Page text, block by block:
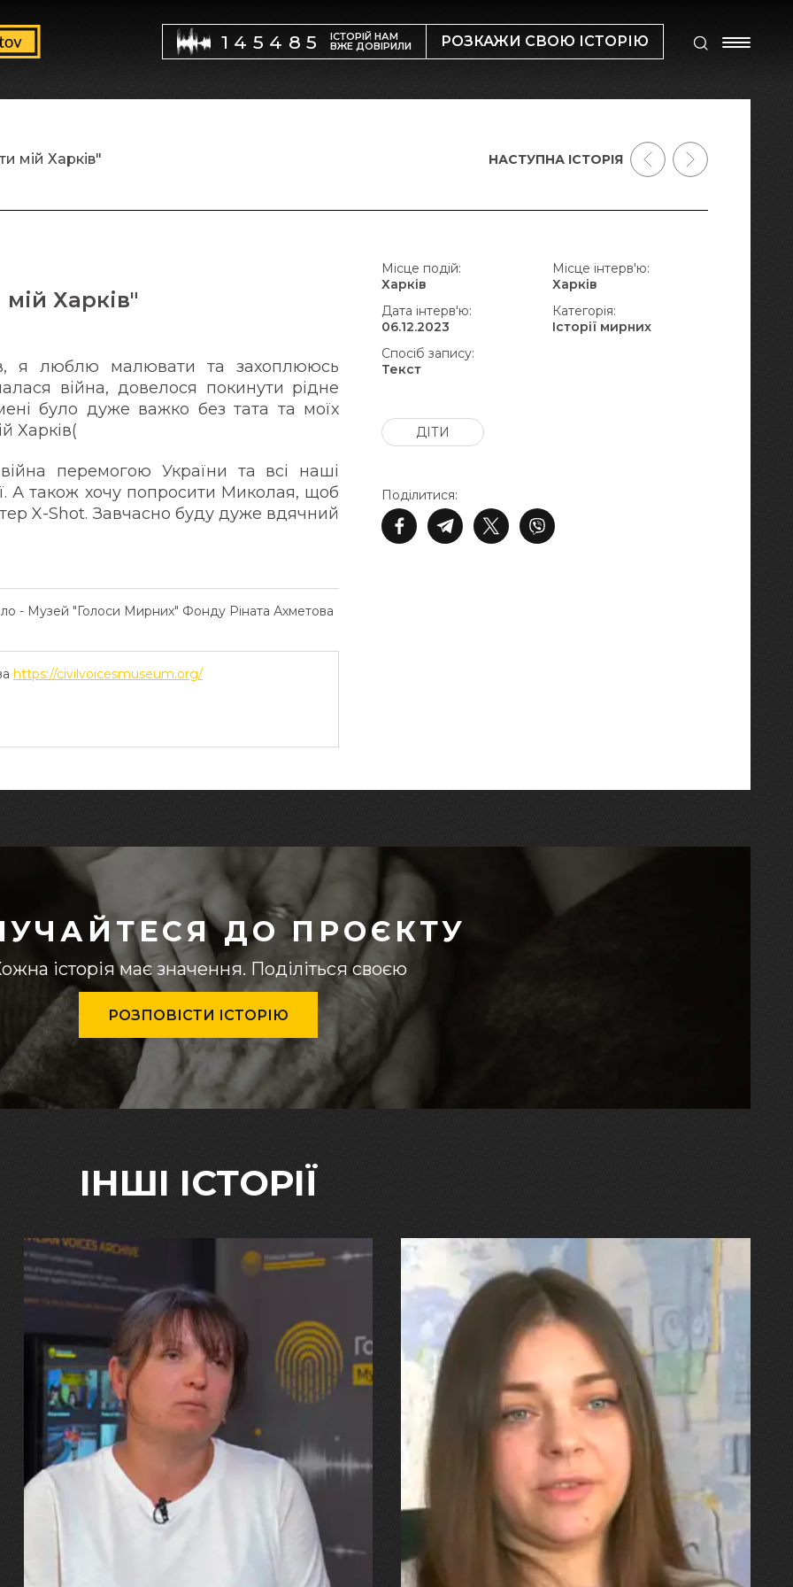
145485 ІСТОРІЙ НАМ
ВЖЕ ДОВІРИЛИ РОЗКАЖИ СВОЮ ІСТОРІЮ
Харків"
я люблю малювати та захоплююсь
війна, довелося покинути рідне
було дуже важко без тата та моїх
Харків(
перемогою України та всі наші
А також хочу попросити Миколая, щоб
X-Shot. Завчасно буду дуже вдячний
- Музей "Голоси Мирних" Фонду Ріната Ахметова
https://civilvoicesmuseum.org/
мій Харків"
Поділитися:
Місце подій:
Харків
Місце інтерв'ю:
Харків
Дата інтерв'ю:
06.12.2023
Категорія:
Історії мирних
Спосіб запису:
Текст
ДІТИ
НАСТУПНА ІСТОРІЯ
ДО ПРОЄКТУ
історія має значення. Поділіться своєю
РОЗПОВІСТИ ІСТОРІЮ
ІНШІ ІСТОРІЇ
29.07.2026
Марина, Ваїд та Аміна Харченко
"Попри всі втрати, ми не
зламалися: тепер я бачу
свого вбитого чоловіка у
наших дітях"
27.07.2026
"Я перенесла 11 операцій, та
плакала від фантомного
болю. Але маленька донька
бере за руку і змушує йти